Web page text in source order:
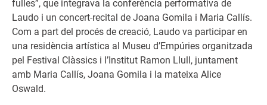
fulles”, que integrava la conferència performativa de
Laudo i un concert-recital de Joana Gomila i Maria Callís.
Com a part del procés de creació, Laudo va participar en
una residència artística al Museu d’Empúries organitzada
pel Festival Clàssics i l’Institut Ramon Llull, juntament
amb Maria Callís, Joana Gomila i la mateixa Alice
Oswald.